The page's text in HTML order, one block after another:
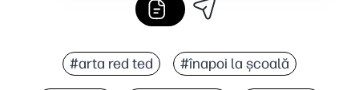
#arta red ted #înapoi la școală